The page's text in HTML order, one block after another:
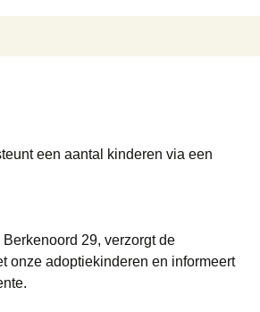
een aantal kinderen via een
Berkenoord 29, verzorgt de
onze adoptiekinderen en informeert